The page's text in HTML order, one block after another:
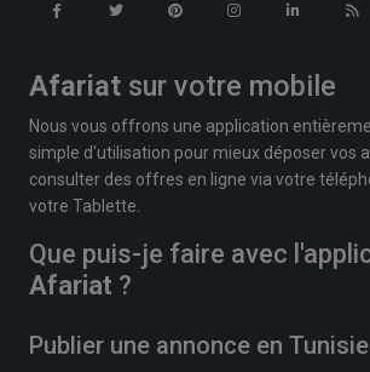
Afariat sur votre mobile
Nous vous offrons une application
simple d'utilisation pour mieux déposer vos
consulter des offres en ligne via votre
votre Tablette.
Que puis-je faire avec
Afariat ?
Publier une annonce en Tunisie